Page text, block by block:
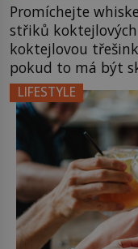
Promíchejte
střiků
koktejlovou
pokud to má být
místo klasické
bourbonu
stane? Inu,
nebude
LIFESTYLE